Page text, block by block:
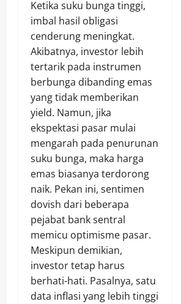
Ketika suku bunga tinggi,
imbal hasil obligasi
cenderung meningkat.
Akibatnya, investor lebih
tertarik pada instrumen
berbunga dibanding emas
yang tidak memberikan
yield. Namun, jika
ekspektasi pasar mulai
mengarah pada penurunan
suku bunga, maka harga
emas biasanya terdorong
naik. Pekan ini, sentimen
dovish dari beberapa
pejabat bank sentral
memicu optimisme pasar.
Meskipun demikian,
investor tetap harus
berhati-hati. Pasalnya, satu
data inflasi yang lebih tinggi